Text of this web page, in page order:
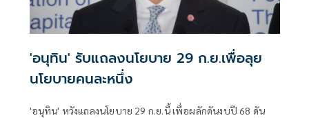
'อนุทิน' รับแถลงนโยบาย 29 ก.ย.เพื่อลุย
นโยบายคนละหนึ่ง
'อนุทิน' หวังแถลงนโยบาย 29 ก.ย.นี้ เพื่อผลักดันงบปี 68 ดัน